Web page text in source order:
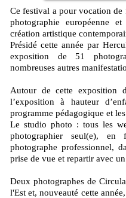
Ce festival a pour vocation de faire émerger les talents de la jeune
photographie européenne
création artistique
Présidé cette année par
exposition de 51
nombreuses autres
Autour de cette exposition
l’exposition à hauteur
programme pédagogique et
Le studio photo : tous les
photographier seul(e),
photographe professionnel,
prise de vue et repartir avec
Deux photographes de
l'Est et, nouveauté cette